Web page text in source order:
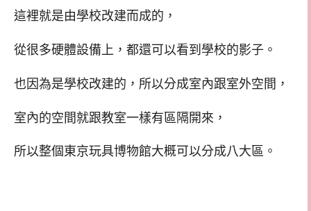
這裡就是由學校改建而成的，
從很多硬體設備上，都還可以看到學校的影子。
也因為是學校改建的，所以分成室內跟室外空間，
室內的空間就跟教室一樣有區隔開來，
所以整個東京玩具博物館大概可以分成八大區。